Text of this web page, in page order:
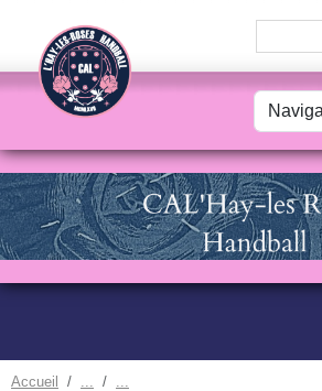
Accueil